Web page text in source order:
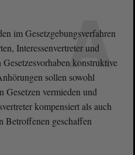
A
im Gesetzgebungsverfahren
Interessenvertreter und
konstruktive
sollen sowohl
vermieden und
kompensiert als auch
Betroffenen geschaffen